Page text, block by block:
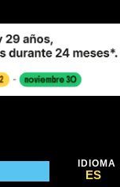
IDIOMA
ES